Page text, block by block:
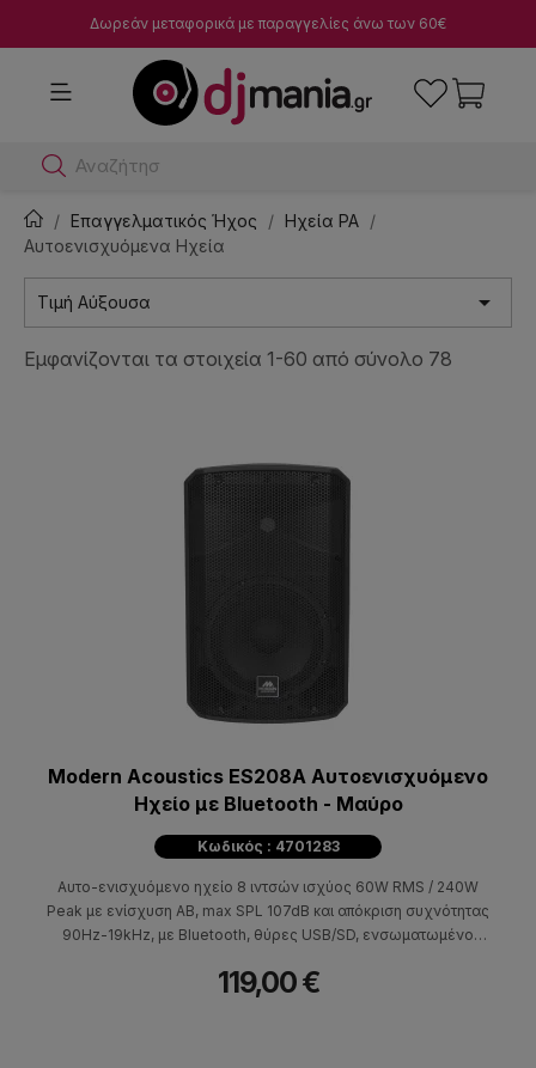
Δωρεάν μεταφορικά με παραγγελίες άνω των 60€
Αναζήτησε dj μίκτες
Επαγγελματικός Ήχος
Ηχεία PA
Αυτοενισχυόμενα Ηχεία
Τιμή Αύξουσα 
Εμφανίζονται τα στοιχεία 1-60 από σύνολο 78
Modern Acoustics ES208A Αυτοενισχυόμενο
Ηχείο με Bluetooth - Μαύρο
Κωδικός : 4701283
Αυτο-ενισχυόμενο ηχείο 8 ιντσών ισχύος 60W RMS / 240W
Peak με ενίσχυση ΑΒ, max SPL 107dB και απόκριση συχνότητας
90Hz-19kHz, με Bluetooth, θύρες USB/SD, ενσωματωμένο
119,00 €